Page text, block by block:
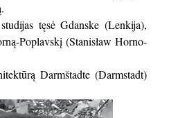
tęsė Gdanske (Lenkija),
Poplavskį (Stanisław Horno-
Darmštadte (Darmstadt)